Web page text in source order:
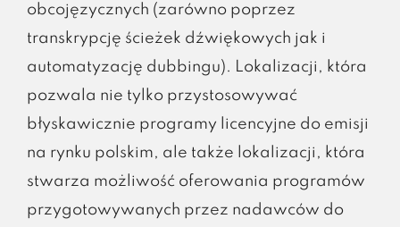
obcojęzycznych (zarówno poprzez
transkrypcję ścieżek dźwiękowych jak i
automatyzację dubbingu). Lokalizacji, która
pozwala nie tylko przystosowywać
błyskawicznie programy licencyjne do emisji
na rynku polskim, ale także lokalizacji, która
stwarza możliwość oferowania programów
przygotowywanych przez nadawców do